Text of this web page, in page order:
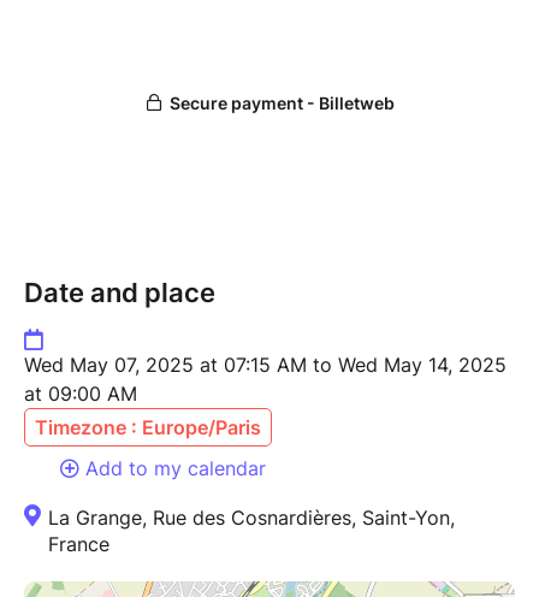
• Présenter votre activité à un public qualifié
Date and place
Wed May 07, 2025 at 07:15 AM to Wed May 14, 2025
at 09:00 AM
Timezone : Europe/Paris
Add to my calendar
La Grange, Rue des Cosnardières, Saint-Yon,
France